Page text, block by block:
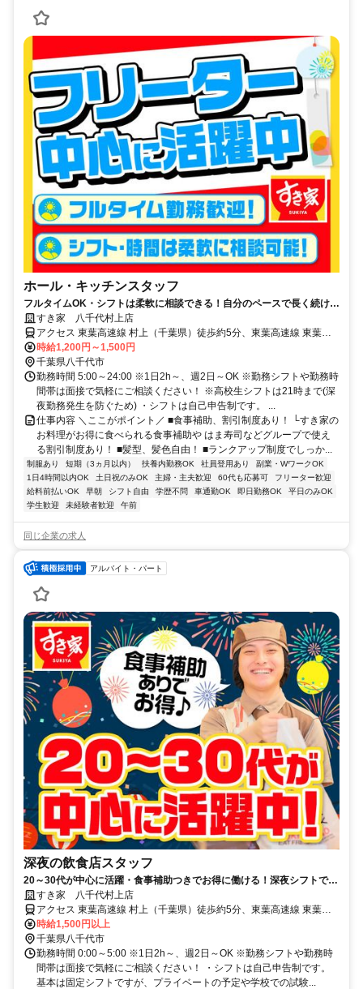
ホール・キッチンスタッフ
フルタイムOK・シフトは柔軟に相談できる！自分のペースで長く続けら
れる職場です◎
すき家 八千代村上店
アクセス 東葉高速線 村上（千葉県）徒歩約5分、東葉高速線 東葉勝
田台栄町駐輪場口徒歩約18分、京成本線 勝田台T1口徒歩約19分 村上
駅徒歩5分、村上団地入口交差点近く
時給1,200円～1,500円
千葉県八千代市
勤務時間 5:00～24:00 ※1日2h～、週2日～OK ※勤務シフトや勤務時
間帯は面接で気軽にご相談ください！ ※高校生シフトは21時まで(深
夜勤務発生を防ぐため) ・シフトは自己申告制です。 ...
仕事内容 ＼ここがポイント／ ■食事補助、割引制度あり！ └すき家の
お料理がお得に食べられる食事補助や はま寿司などグループで使え
る割引制度あり！ ■髪型、髪色自由！ ■ランクアップ制度でしっか...
制服あり 短期（3ヵ月以内） 扶養内勤務OK 社員登用あり
副業・WワークOK
1日4時間以内OK
土日祝のみOK 主婦・主夫歓迎 60代も応募可
フリーター歓迎
給料前払いOK
早朝 シフト自由 学歴不問 車通勤OK 即日勤務OK
平日のみOK
学生歓迎
未経験者歓迎 午前
同じ企業の求人
アルバイト・パート
深夜の飲食店スタッフ
20～30代が中心に活躍・食事補助つきでお得に働ける！深夜シフトで稼
ぎませんか◎
すき家 八千代村上店
アクセス 東葉高速線 村上（千葉県）徒歩約5分、東葉高速線 東葉勝
田台栄町駐輪場口徒歩約18分、京成本線 勝田台T1口徒歩約19分 村上
駅徒歩5分、村上団地入口交差点近く
時給1,500円以上
千葉県八千代市
勤務時間 0:00～5:00 ※1日2h～、週2日～OK ※勤務シフトや勤務時
間帯は面接で気軽にご相談ください！ ・シフトは自己申告制です。
基本は固定シフトですが、プライベートの予定や学校での試験...